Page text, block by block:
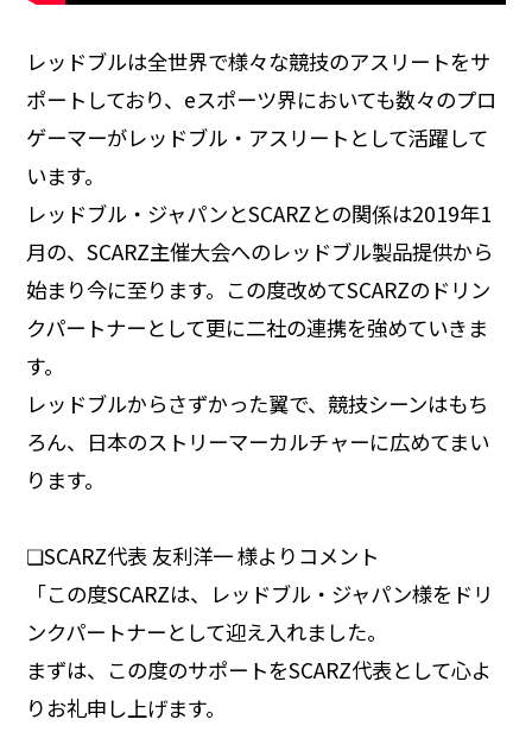
レッドブルは全世界で様々な競技のアスリートをサ
ポートしており、eスポーツ界においても数々のプロ
ゲーマーがレッドブル・アスリートとして活躍して
います。
レッドブル・ジャパンとSCARZとの関係は2019年1
月の、SCARZ主催大会へのレッドブル製品提供から
始まり今に至ります。この度改めてSCARZのドリン
クパートナーとして更に二社の連携を強めていきま
す。
レッドブルからさずかった翼で、競技シーンはもち
ろん、日本のストリーマーカルチャーに広めてまい
ります。
❏SCARZ代表 友利洋一 様よりコメント
「この度SCARZは、レッドブル・ジャパン様をドリ
ンクパートナーとして迎え入れました。
まずは、この度のサポートをSCARZ代表として心よ
りお礼申し上げます。